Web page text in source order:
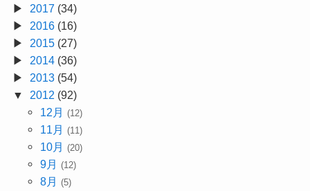
2017 (34)
2016(16)
2015(27)
2014(36)
2013(54)
2012 (92)
12月 (12)
11月 (11)
10月 (20)
9月 (12)
8月 (5)